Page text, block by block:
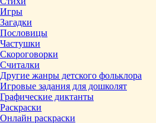
Игры
Загадки
Пословицы
Частушки
Скороговорки
Считалки
Другие жанры детского фольклора
Игровые задания для дошколят
Графические диктанты
Раскраски
Онлайн раскраски